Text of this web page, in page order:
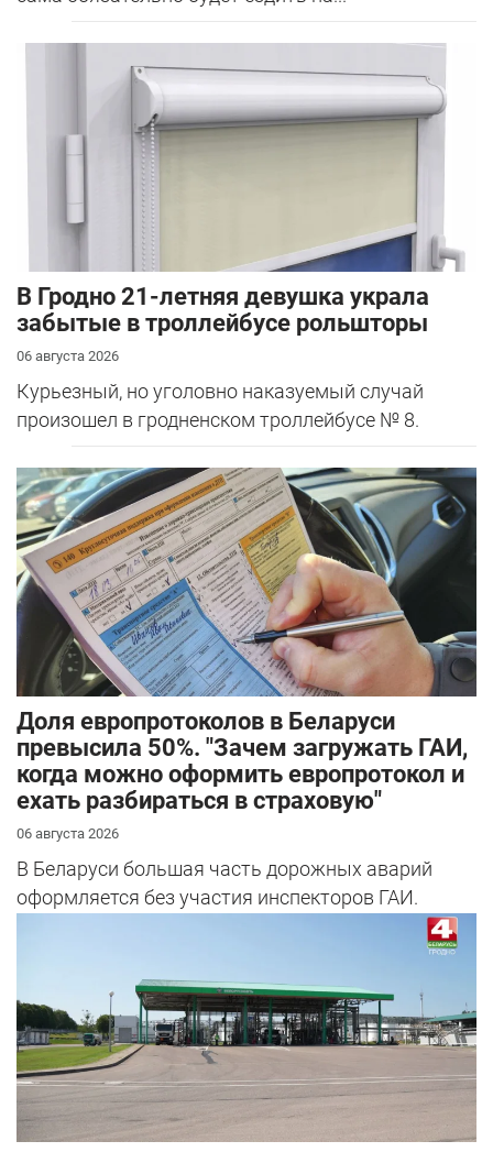
В Гродно 21-летняя девушка украла
забытые в троллейбусе рольшторы
06 августа 2026
Курьезный, но уголовно наказуемый случай
произошел в гродненском троллейбусе № 8.
Доля европротоколов в Беларуси
превысила 50%. "Зачем загружать ГАИ,
когда можно оформить европротокол и
ехать разбираться в страховую"
06 августа 2026
В Беларуси большая часть дорожных аварий
оформляется без участия инспекторов ГАИ.